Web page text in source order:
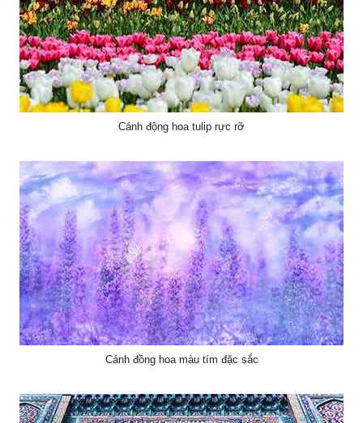
Cánh động hoa tulip rực rỡ
Cánh đồng hoa màu tím đặc sắc